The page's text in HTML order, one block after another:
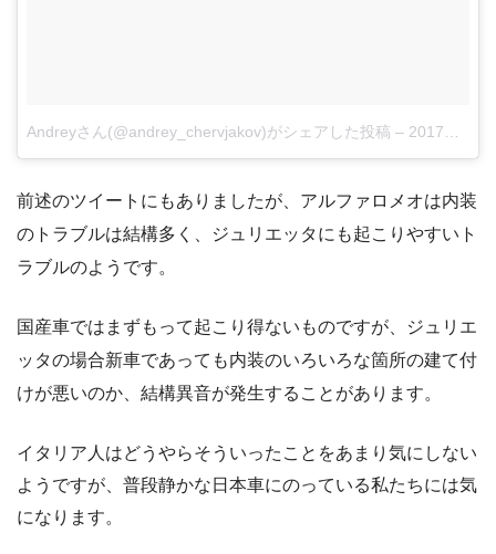
Andreyさん(@andrey_chervjakov)がシェアした投稿 – 2017年 5月月1日午前1時47分PDT
前述のツイートにもありましたが、アルファロメオは内装
のトラブルは結構多く、ジュリエッタにも起こりやすいト
ラブルのようです。
国産車ではまずもって起こり得ないものですが、ジュリエ
ッタの場合新車であっても内装のいろいろな箇所の建て付
けが悪いのか、結構異音が発生することがあります。
イタリア人はどうやらそういったことをあまり気にしない
ようですが、普段静かな日本車にのっている私たちには気
になります。